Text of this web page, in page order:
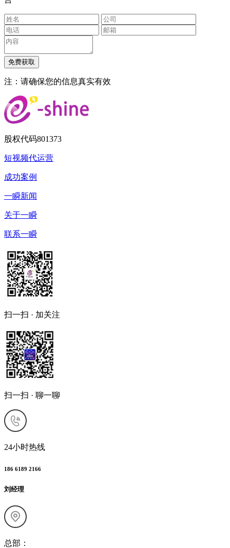
注：请确保您的信息真实有效
股权代码801373
短视频代运营
成功案例
一瞬新闻
关于一瞬
联系一瞬
扫一扫 · 加关注
扫一扫 · 聊一聊
24小时热线
186 6189 2166
刘经理
总部：